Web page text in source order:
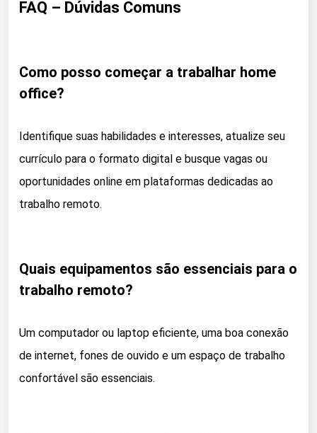
FAQ – Dúvidas Comuns
Como posso começar a trabalhar home
office?
Identifique suas habilidades e interesses, atualize seu
currículo para o formato digital e busque vagas ou
oportunidades online em plataformas dedicadas ao
trabalho remoto.
Quais equipamentos são essenciais para o
trabalho remoto?
Um computador ou laptop eficiente, uma boa conexão
de internet, fones de ouvido e um espaço de trabalho
confortável são essenciais.